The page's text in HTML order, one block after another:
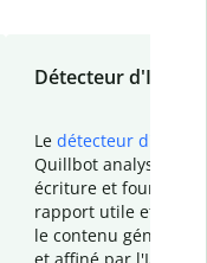
Détecteur d'IA
Le détecteur d'IA
Quillbot analyse votre
écriture et fournit un
rapport utile et
le contenu généré